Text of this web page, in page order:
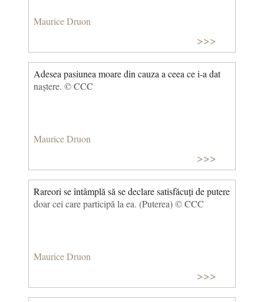
Maurice Druon
>>>
Adesea pasiunea moare din cauza a ceea ce i-a dat
naștere. © CCC
Maurice Druon
>>>
Rareori se întâmplă să se declare satisfăcuți de putere
doar cei care participă la ea. (Puterea) © CCC
Maurice Druon
>>>